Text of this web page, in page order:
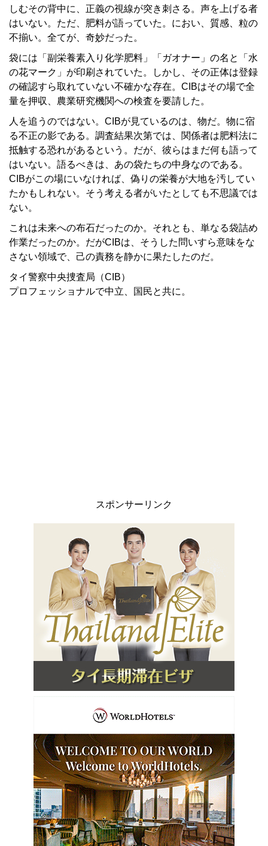
しむその背中に、正義の視線が突き刺さる。声を上げる者
はいない。ただ、肥料が語っていた。におい、質感、粒の
不揃い。全てが、奇妙だった。
袋には「副栄養素入り化学肥料」「ガオナー」の名と「水
の花マーク」が印刷されていた。しかし、その正体は登録
の確認すら取れていない不確かな存在。CIBはその場で全
量を押収、農業研究機関への検査を要請した。
人を追うのではない。CIBが見ているのは、物だ。物に宿
る不正の影である。調査結果次第では、関係者は肥料法に
抵触する恐れがあるという。だが、彼らはまだ何も語って
はいない。語るべきは、あの袋たちの中身なのである。
CIBがこの場にいなければ、偽りの栄養が大地を汚してい
たかもしれない。そう考える者がいたとしても不思議では
ない。
これは未来への布石だったのか。それとも、単なる袋詰め
作業だったのか。だがCIBは、そうした問いすら意味をな
さない領域で、己の責務を静かに果たしたのだ。
タイ警察中央捜査局（CIB）
プロフェッショナルで中立、国民と共に。
スポンサーリンク